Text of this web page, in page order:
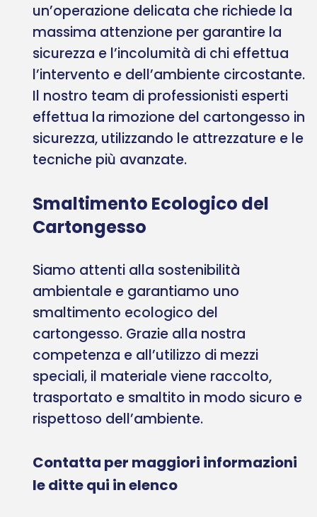
un’operazione delicata che richiede la
massima attenzione per garantire la
sicurezza e l’incolumità di chi effettua
l’intervento e dell’ambiente circostante.
Il nostro team di professionisti esperti
effettua la rimozione del cartongesso in
sicurezza, utilizzando le attrezzature e le
tecniche più avanzate.
Smaltimento Ecologico del
Cartongesso
Siamo attenti alla sostenibilità
ambientale e garantiamo uno
smaltimento ecologico del
cartongesso. Grazie alla nostra
competenza e all’utilizzo di mezzi
speciali, il materiale viene raccolto,
trasportato e smaltito in modo sicuro e
rispettoso dell’ambiente.
Contatta per maggiori informazioni
le ditte qui in elenco